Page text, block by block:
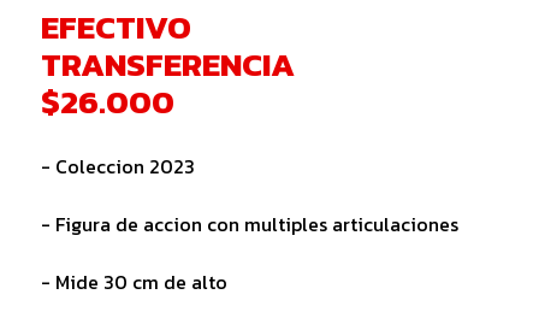
EFECTIVO
TRANSFERENCIA
$26.000
- Coleccion 2023
- Figura de accion con multiples articulaciones
- Mide 30 cm de alto